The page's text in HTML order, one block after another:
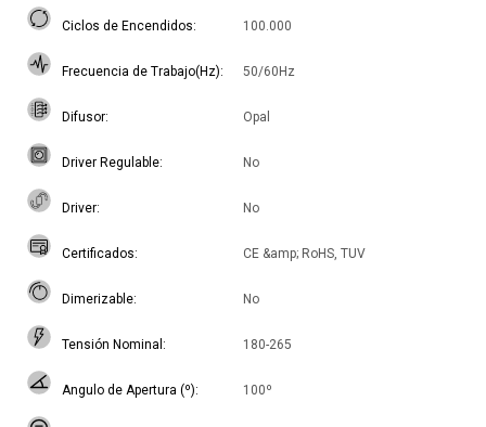
Ciclos de Encendidos 100.000
Frecuencia de Trabajo(Hz) 50/60Hz
Difusor Opal
Driver Regulable No
Driver No
Certificados CE &amp; RoHS, TUV
Dimerizable No
Tensión Nominal 180-265
Angulo de Apertura (º) 100º